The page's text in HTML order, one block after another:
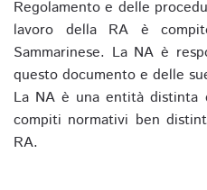
Regolamento e delle
lavoro della RA è
Sammarinese. La NA è
questo documento e delle
La NA è una entità distinta
compiti normativi ben
RA.